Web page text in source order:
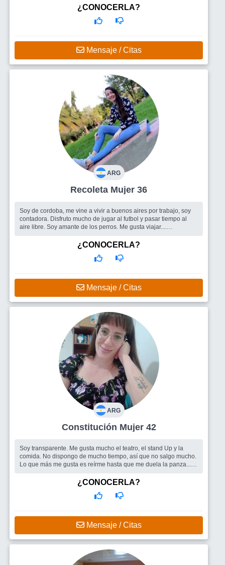
¿CONOCERLA?
Mensaje / Citas
ARG
Recoleta Mujer 36
Soy de cordoba, me vine a vivir a buenos aires por trabajo, soy
contadora. Disfruto mucho de jugar al futbol y pasar tiempo al
aire libre. Soy amante de los perros. Me gusta viajar....
¿CONOCERLA?
Mensaje / Citas
ARG
Constitución Mujer 42
Soy transparente. Me gusta mucho el teatro, el stand Up y la
comida. No dispongo de mucho tiempo, así que no salgo mucho.
Lo que más me gusta es reírme hasta que me duela la panza....
¿CONOCERLA?
Mensaje / Citas